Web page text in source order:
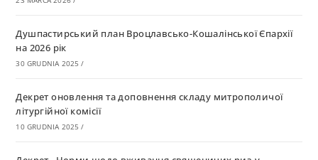
Душпастирський план Вроцлавсько-Кошалінської Єпархії
на 2026 рік
30 GRUDNIA 2025 /
Декрет оновлення та доповнення складу митрополичої
літургійної комісії
10 GRUDNIA 2025 /